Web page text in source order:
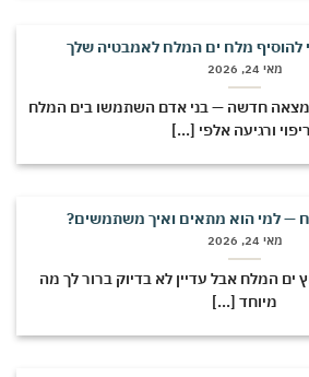
חדשה — בני אדם השתמשו בים המלח
ורגיעה אלפי [...]
הוא מתאים ואיך משתמשים?
אבל עדיין לא בדיוק ברור לך מה
מיוחד [...]